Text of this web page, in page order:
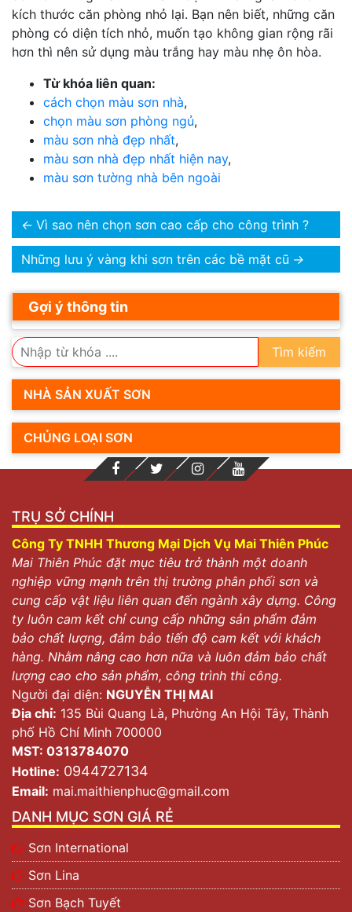
kích thước căn phòng nhỏ lại. Bạn nên biết, những căn
phòng có diện tích nhỏ, muốn tạo không gian rộng rãi
hơn thì nên sử dụng màu trắng hay màu nhẹ ôn hòa.
Từ khóa liên quan:
cách chọn màu sơn nhà,
chọn màu sơn phòng ngủ,
màu sơn nhà đẹp nhất,
màu sơn nhà đẹp nhất hiện nay,
màu sơn tường nhà bên ngoài
← Vì sao nên chọn sơn cao cấp cho công trình ?
Những lưu ý vàng khi sơn trên các bề mặt cũ →
Gợi ý thông tin
Tìm kiếm
NHÀ SẢN XUẤT SƠN
CHỦNG LOẠI SƠN
TRỤ SỞ CHÍNH
Công Ty TNHH Thương Mại Dịch Vụ Mai Thiên Phúc
Mai Thiên Phúc đặt mục tiêu trở thành một doanh
nghiệp vững mạnh trên thị trường phân phối sơn và
cung cấp vật liệu liên quan đến ngành xây dựng. Công
ty luôn cam kết chỉ cung cấp những sản phẩm đảm
bảo chất lượng, đảm bảo tiến độ cam kết với khách
hàng. Nhằm nâng cao hơn nữa và luôn đảm bảo chất
lượng cao cho sản phẩm, công trình thi công.
Người đại diện: NGUYỄN THỊ MAI
Địa chỉ: 135 Bùi Quang Là, Phường An Hội Tây, Thành
phố Hồ Chí Minh 700000
MST: 0313784070
Hotline: 0944727134
Email: mai.maithienphuc@gmail.com
DANH MỤC SƠN GIÁ RẺ
Sơn International
Sơn Lina
Sơn Bạch Tuyết